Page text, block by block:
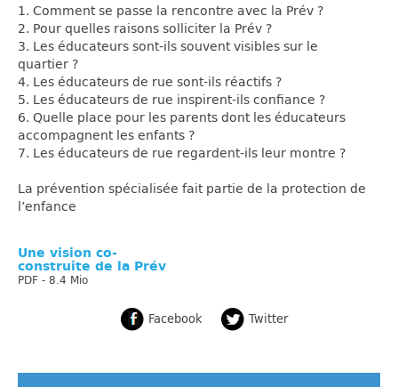
1. Comment se passe la rencontre avec la Prév ?
2. Pour quelles raisons solliciter la Prév ?
3. Les éducateurs sont-ils souvent visibles sur le
quartier ?
4. Les éducateurs de rue sont-ils réactifs ?
5. Les éducateurs de rue inspirent-ils confiance ?
6. Quelle place pour les parents dont les éducateurs
accompagnent les enfants ?
7. Les éducateurs de rue regardent-ils leur montre ?
La prévention spécialisée fait partie de la protection de
l’enfance
Une vision co-
construite de la Prév
PDF - 8.4 Mio
Facebook Twitter